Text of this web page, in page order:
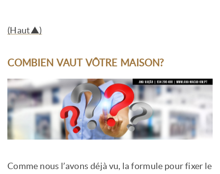
(Haut▲)
COMBIEN VAUT VÔTRE MAISON?
Comme nous l’avons déjà vu, la formule pour fixer le